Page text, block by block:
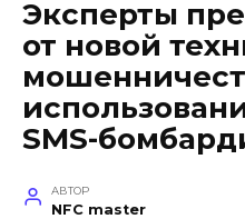
Эксперты
от новой
SMS-
АВТОР
NFC master